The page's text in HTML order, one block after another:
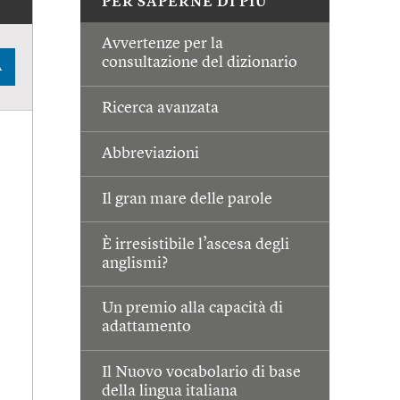
Avvertenze per la
consultazione del dizionario
Ricerca avanzata
Abbreviazioni
Il gran mare delle parole
È irresistibile l’ascesa degli
anglismi?
Un premio alla capacità di
adattamento
Il Nuovo vocabolario di base
della lingua italiana